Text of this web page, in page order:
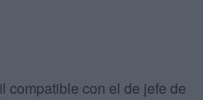
compatible con el de jefe de